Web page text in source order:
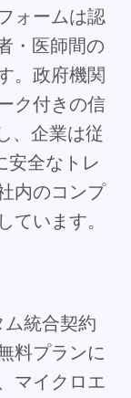
ォームは認
・医師間の
。政府機関
ク付きの信
、企業は従
安全なトレ
内のコンプ
ています。
統合契約
料プランに
マイクロエ